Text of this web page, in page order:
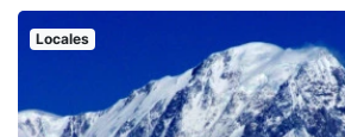
Locales